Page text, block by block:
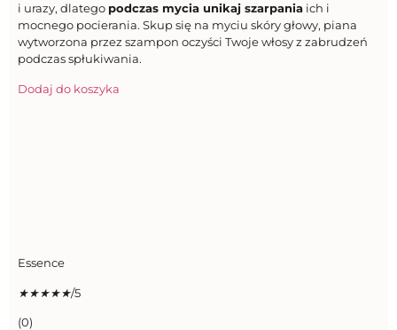
i urazy, dlatego podczas mycia unikaj szarpania ich i
mocnego pocierania. Skup się na myciu skóry głowy, piana
wytworzona przez szampon oczyści Twoje włosy z zabrudzeń
podczas spłukiwania.
Dodaj do koszyka
Essence
★★★★★/5
(0)